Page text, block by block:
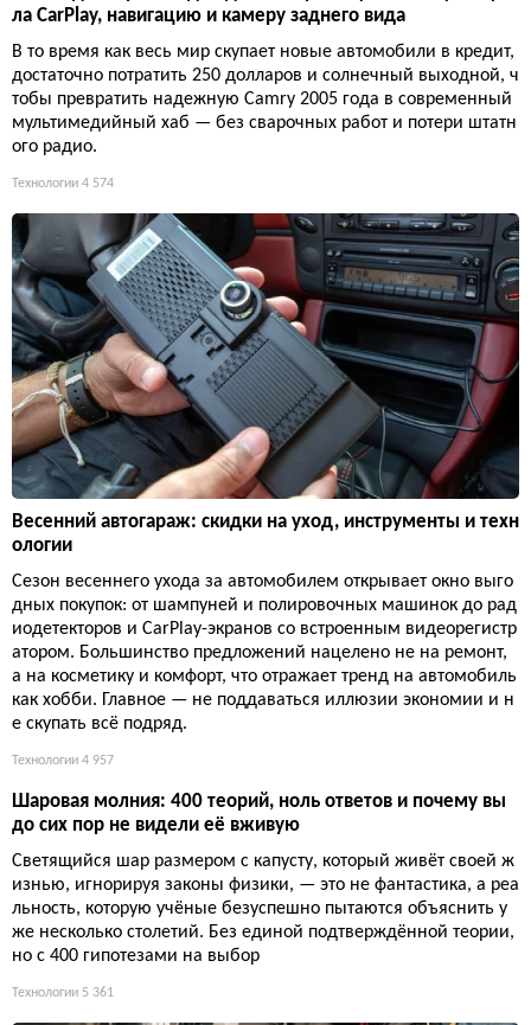
ла CarPlay, навигацию и камеру заднего вида
В то время как весь мир скупает новые автомобили в кредит,
достаточно потратить 250 долларов и солнечный выходной, ч
тобы превратить надежную Camry 2005 года в современный
мультимедийный хаб — без сварочных работ и потери штатн
ого радио.
Технологии 4 574
Весенний автогараж: скидки на уход, инструменты и техн
ологии
Сезон весеннего ухода за автомобилем открывает окно выго
дных покупок: от шампуней и полировочных машинок до рад
иодетекторов и CarPlay-экранов со встроенным видеорегистр
атором. Большинство предложений нацелено не на ремонт,
а на косметику и комфорт, что отражает тренд на автомобиль
как хобби. Главное — не поддаваться иллюзии экономии и н
е скупать всё подряд.
Технологии 4 957
Шаровая молния: 400 теорий, ноль ответов и почему вы
до сих пор не видели её вживую
Светящийся шар размером с капусту, который живёт своей ж
изнью, игнорируя законы физики, — это не фантастика, а реа
льность, которую учёные безуспешно пытаются объяснить у
же несколько столетий. Без единой подтверждённой теории,
но с 400 гипотезами на выбор
Технологии 5 361